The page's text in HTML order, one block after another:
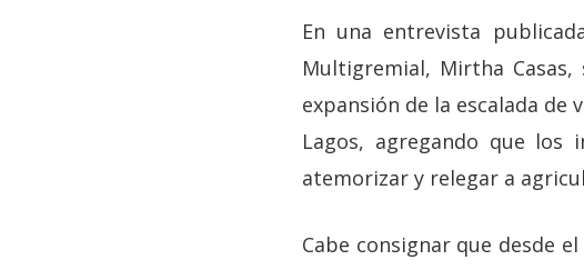
En una entrevista
Multigremial, Mirtha
expansión de la escalada de
Lagos, agregando que los
atemorizar y relegar a
Cabe consignar que desde